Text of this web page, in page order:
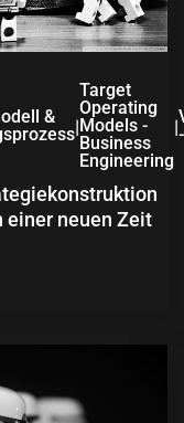
&
|
Target
Operating
Models -
Business
Engineering
|
einer neuen Zeit